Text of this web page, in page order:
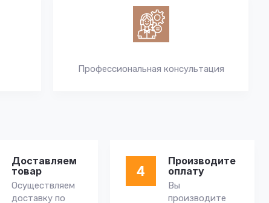
Профессиональная консультация
Доставляем
товар
Осуществляем
доставку по
4
Производите
оплату
Вы
производите